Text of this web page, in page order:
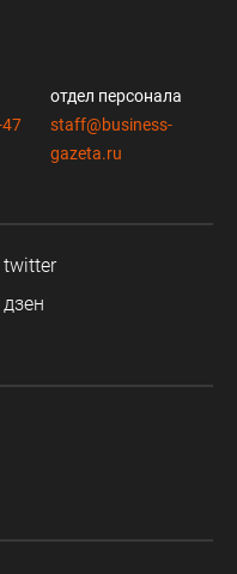
отдел персонала
staff@business-
gazeta.ru
twitter
дзен